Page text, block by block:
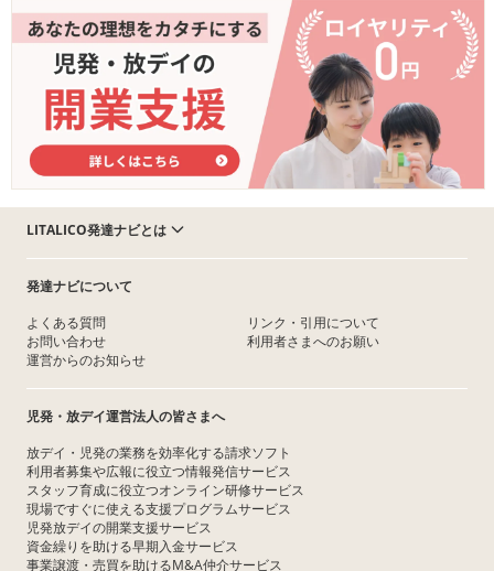
LITALICO発達ナビとは
発達ナビについて
よくある質問
お問い合わせ
運営からのお知らせ
リンク・引用について
利用者さまへのお願い
児発・放デイ運営法人の皆さまへ
放デイ・児発の業務を効率化する請求ソフト
利用者募集や広報に役立つ情報発信サービス
スタッフ育成に役立つオンライン研修サービス
現場ですぐに使える支援プログラムサービス
児発放デイの開業支援サービス
資金繰りを助ける早期入金サービス
事業譲渡・売買を助けるM&A仲介サービス